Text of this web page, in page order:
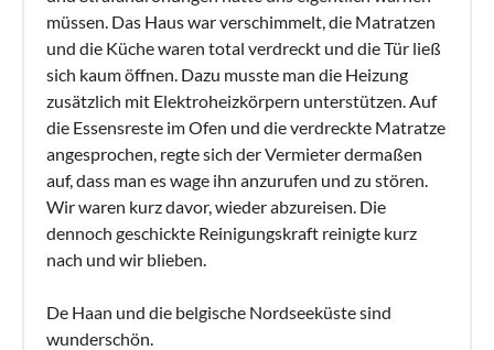
müssen. Das Haus war verschimmelt, die Matratzen
und die Küche waren total verdreckt und die Tür ließ
sich kaum öffnen. Dazu musste man die Heizung
zusätzlich mit Elektroheizkörpern unterstützen. Auf
die Essensreste im Ofen und die verdreckte Matratze
angesprochen, regte sich der Vermieter dermaßen
auf, dass man es wage ihn anzurufen und zu stören.
Wir waren kurz davor, wieder abzureisen. Die
dennoch geschickte Reinigungskraft reinigte kurz
nach und wir blieben.
De Haan und die belgische Nordseeküste sind
wunderschön.